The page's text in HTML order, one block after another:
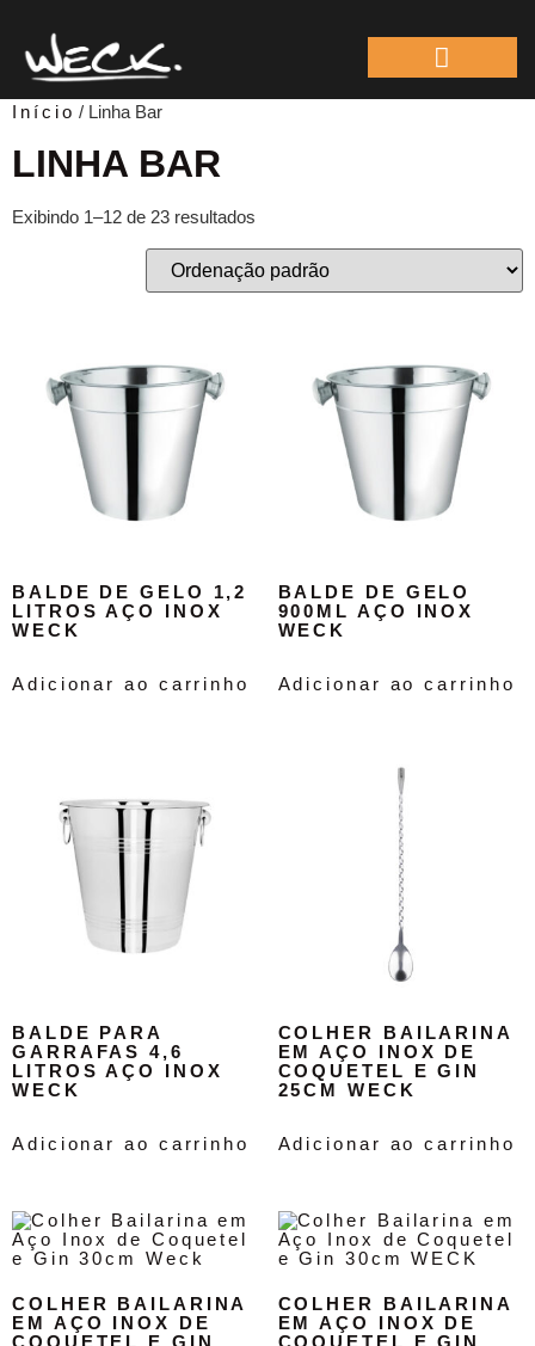
Início / Linha Bar
LINHA BAR
Exibindo 1–12 de 23 resultados
BALDE DE GELO 1,2
LITROS AÇO INOX
WECK
Adicionar ao carrinho
BALDE DE GELO
900ML AÇO INOX
WECK
Adicionar ao carrinho
BALDE PARA
GARRAFAS 4,6
LITROS AÇO INOX
WECK
Adicionar ao carrinho
COLHER BAILARINA
EM AÇO INOX DE
COQUETEL E GIN
25CM WECK
Adicionar ao carrinho
COLHER BAILARINA
EM AÇO INOX DE
COLHER BAILARINA
EM AÇO INOX DE